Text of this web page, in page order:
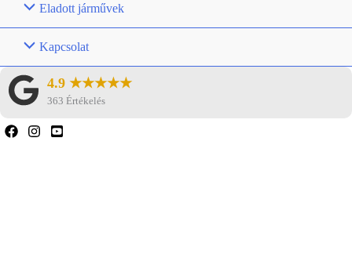
Eladott járművek
Kapcsolat
4.9 ★★★★★
363 Értékelés